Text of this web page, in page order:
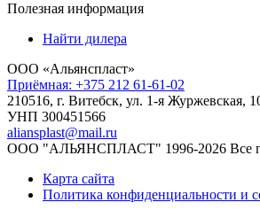
Полезная информация
Найти дилера
ООО «Альянспласт»
Приёмная: +375 212 61-61-02
210516, г. Витебск, ул. 1-я Журжевская,
УНП 300451566
aliansplast@mail.ru
ООО "АЛЬЯНСПЛАСТ" 1996-2026 Все
Карта сайта
Политика конфиденциальности и